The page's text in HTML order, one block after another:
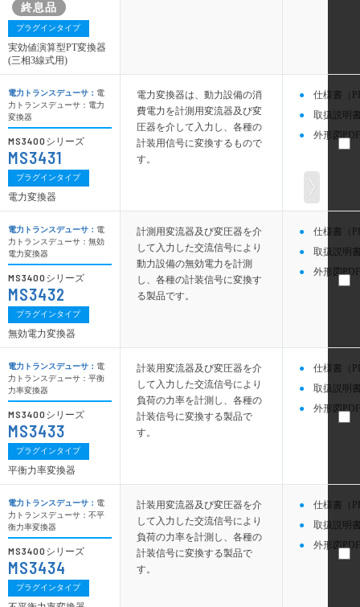
電力変換器は、動力設備の消
費電力を計測用変流器及び変
圧器を介して入力し、各種の
計装用信号に変換するもので
す。
仕様書（
取扱説明
外形図
計測用変流器及び変圧器を介
して入力した交流信号により
動力設備の無効電力を計測
し、各種の計装信号に変換す
る製品です。
仕様書（
取扱説明
外形図
計装用変流器及び変圧器を介
して入力した交流信号により
負荷の力率を計測し、各種の
計装信号に変換する製品で
す。
仕様書（
取扱説明
外形図
計装用変流器及び変圧器を介
して入力した交流信号により
負荷の力率を計測し、各種の
計装信号に変換する製品で
す。
仕様書（
取扱説明
外形図
プラグインタイプ
実効値演算型PT変換器
(三相3線式用)
電力トランスデューサ： 電
力トランスデューサ：電力
変換器
MS3400 シリーズ
MS3431
プラグインタイプ
電力変換器
電力トランスデューサ： 電
力トランスデューサ：無効
電力変換器
MS3400 シリーズ
MS3432
プラグインタイプ
無効電力変換器
電力トランスデューサ： 電
力トランスデューサ：平衡
力率変換器
MS3400 シリーズ
MS3433
プラグインタイプ
平衡力率変換器
電力トランスデューサ： 電
力トランスデューサ：不平
衡力率変換器
MS3400 シリーズ
MS3434
プラグインタイプ